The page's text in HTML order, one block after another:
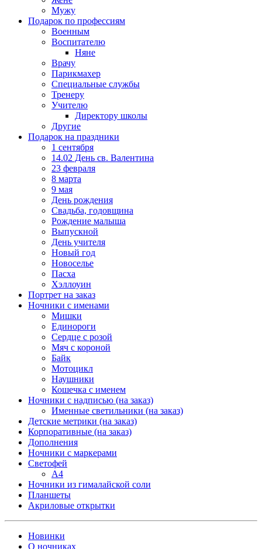
Мужу
Подарок по профессиям
Военным
Воспитателю
Няне
Врачу
Парикмахер
Специальные службы
Тренеру
Учителю
Директору школы
Другие
Подарок на праздники
1 сентября
14.02 День св. Валентина
23 февраля
8 марта
9 мая
День рождения
Свадьба, годовщина
Рождение малыша
Выпускной
День учителя
Новый год
Новоселье
Пасха
Хэллоуин
Портрет на заказ
Ночники с именами
Мишки
Единороги
Сердце с розой
Мяч с короной
Байк
Мотоцикл
Наушники
Кошечка с именем
Ночники с надписью (на заказ)
Именные светильники (на заказ)
Детские метрики (на заказ)
Корпоративные (на заказ)
Дополнения
Ночники с маркерами
Светофей
А4
Ночники из гималайской соли
Планшеты
Акриловые открытки
Новинки
О ночниках